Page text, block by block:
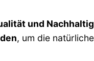
und
, um die